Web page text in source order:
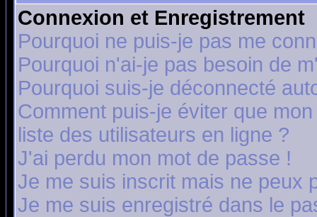
Connexion et Enregistrement
Pourquoi ne puis-je pas me
Pourquoi n'ai-je pas besoin de
Pourquoi suis-je déconnecté
Comment puis-je éviter que
liste des utilisateurs en ligne ?
J'ai perdu mon mot de passe !
Je me suis inscrit mais ne peux
Je me suis enregistré dans le